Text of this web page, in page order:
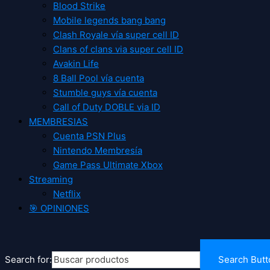
Blood Strike
Mobile legends bang bang
Clash Royale vía super cell ID
Clans of clans via super cell ID
Avakin Life
8 Ball Pool vía cuenta
Stumble guys vía cuenta
Call of Duty DOBLE via ID
MEMBRESIAS
Cuenta PSN Plus
Nintendo Membresía
Game Pass Ultimate Xbox
Streaming
Netflix
🎯 OPINIONES
Search for: Search